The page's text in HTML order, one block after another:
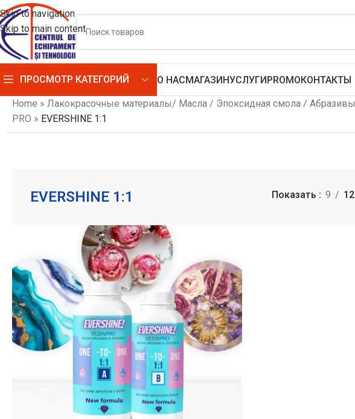
Skip to navigation
Skip to main content
ПРОСМОТР КАТЕГОРИЙ О НАСМАГАЗИНУСЛУГИPROMOКОНТАКТЫ
Home » Лакокрасочные материалы/ Масла / Эпоксидная смола / Абразивы
PRO » EVERSHINE 1:1
EVERSHINE 1:1 Показать 9 12